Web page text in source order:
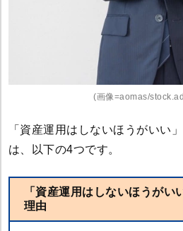
(画像=aomas/
「資産運用はしないほうがいい
は、以下の4つです。
「資産運用はしないほうがい
理由